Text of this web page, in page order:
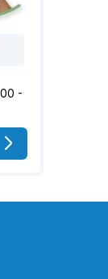
-